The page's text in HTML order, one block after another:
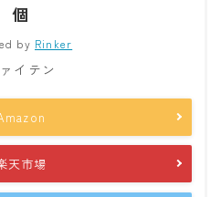
個
by Rinker
イテン
天市場